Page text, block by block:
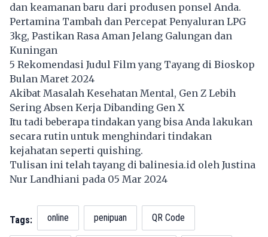
dan keamanan baru dari produsen ponsel Anda.
Pertamina Tambah dan Percepat Penyaluran LPG
3kg, Pastikan Rasa Aman Jelang Galungan dan
Kuningan
5 Rekomendasi Judul Film yang Tayang di Bioskop
Bulan Maret 2024
Akibat Masalah Kesehatan Mental, Gen Z Lebih
Sering Absen Kerja Dibanding Gen X
Itu tadi beberapa tindakan yang bisa Anda lakukan
secara rutin untuk menghindari tindakan
kejahatan seperti quishing.
Tulisan ini telah tayang dibalinesia.id oleh Justina
Nur Landhiani pada 05 Mar 2024
Tags: online penipuan QR Code